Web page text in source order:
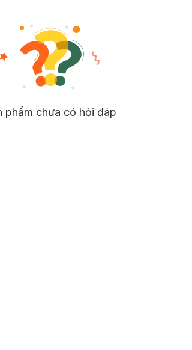
phẩm chưa có hỏi đáp